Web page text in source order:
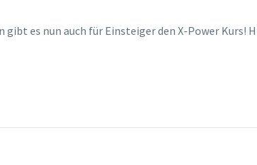
gibt es nun auch für Einsteiger den X-Power Kurs!